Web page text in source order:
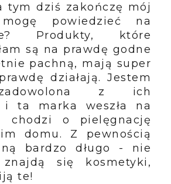
tym dziś zakończę mój
powiedzieć na
Produkty, które
są na prawdę godne
pachną, mają super
działają. Jestem
z ich
i ta marka weszła na
chodzi o pielęgnację
domu. Z pewnością
bardzo długo - nie
się kosmetyki,
te!